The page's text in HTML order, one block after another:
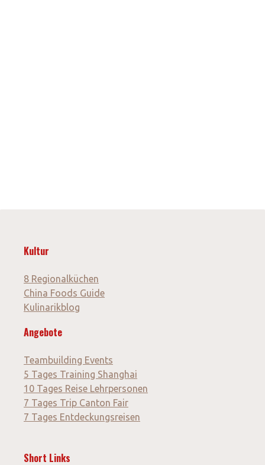
Kultur
8 Regionalküchen
China Foods Guide
Kulinarikblog
Angebote
Teambuilding Events
5 Tages Training Shanghai
10 Tages Reise Lehrpersonen
7 Tages Trip Canton Fair
7 Tages Entdeckungsreisen
Short Links